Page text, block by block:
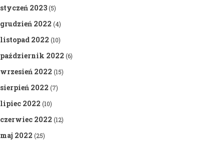
styczeń 2023(5)
grudzień 2022 (4)
listopad 2022 (10)
październik 2022 (6)
wrzesień 2022 (15)
sierpień 2022 (7)
lipiec 2022 (10)
czerwiec 2022 (12)
maj 2022 (25)